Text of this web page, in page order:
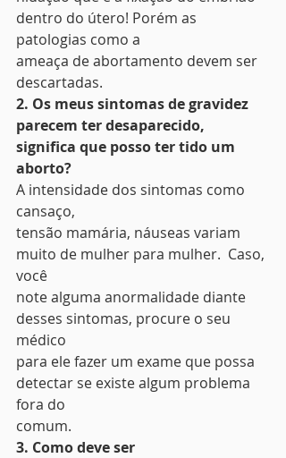
dentro do útero! Porém as
patologias como a
ameaça de abortamento devem ser
descartadas.
2. Os meus sintomas de gravidez
parecem ter desaparecido,
significa que posso ter tido um
aborto?
A intensidade dos sintomas como
cansaço,
tensão mamária, náuseas variam
muito de mulher para mulher.  Caso,
você
note alguma anormalidade diante
desses sintomas, procure o seu
médico
para ele fazer um exame que possa
detectar se existe algum problema
fora do
comum.
3. Como deve ser